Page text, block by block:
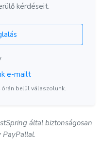
kérdéseit.
e-mailt
belül válaszolunk.
által biztonságosan